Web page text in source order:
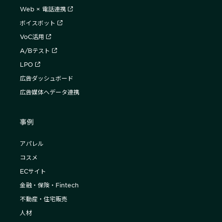
Web × 電話連携
ボイスボット
VoC活用
A/Bテスト
LPO
広告ダッシュボード
広告媒体へデータ連携
事例
アパレル
コスメ
ECサイト
金融・保険・Fintech
不動産・住宅販売
人材